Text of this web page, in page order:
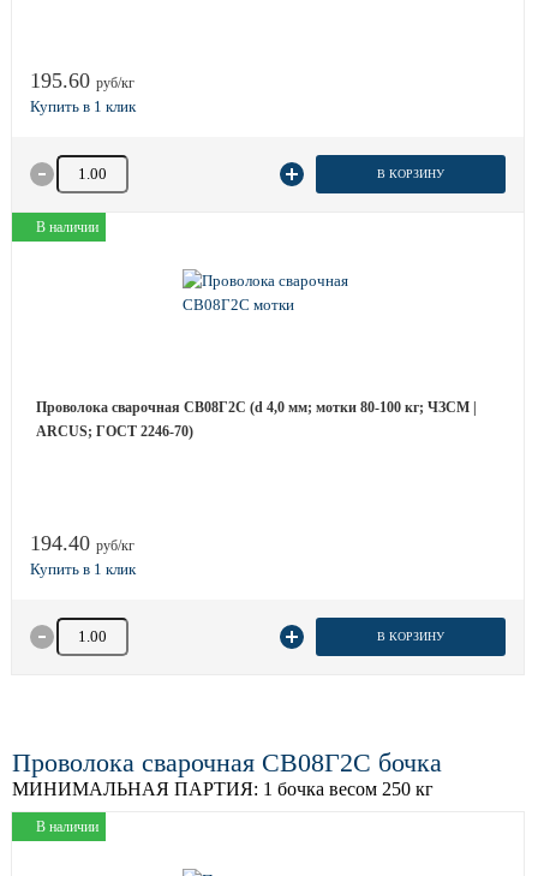
195.60 руб/кг
Количество товара В КОРЗИНУ
В наличии
Проволока сварочная СВ08Г2С (d 4,0 мм; мотки 80-100 кг; ЧЗСМ |
ARCUS; ГОСТ 2246-70)
194.40 руб/кг
Количество товара В КОРЗИНУ
Проволока сварочная СВ08Г2С бочка
МИНИМАЛЬНАЯ ПАРТИЯ: 1 бочка весом 250 кг
В наличии